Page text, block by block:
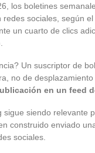
los boletines
redes sociales, según
un cuarto de clics
Un suscriptor de
no de desplazamiento
en un feed
sigue siendo relevante
construido enviado
sociales.